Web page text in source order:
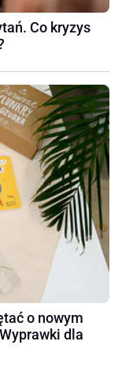
Co kryzys
o nowym
dla